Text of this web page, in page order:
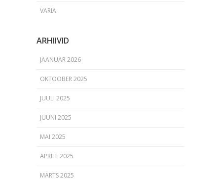
VARIA
ARHIIVID
JAANUAR 2026
OKTOOBER 2025
JUULI 2025
JUUNI 2025
MAI 2025
APRILL 2025
MÄRTS 2025